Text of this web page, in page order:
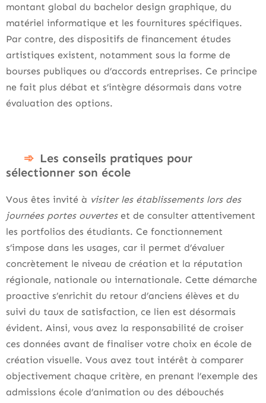
montant global du bachelor design graphique, du
matériel informatique et les fournitures spécifiques.
Par contre, des dispositifs de financement études
artistiques existent, notamment sous la forme de
bourses publiques ou d’accords entreprises. Ce principe
ne fait plus débat et s’intègre désormais dans votre
évaluation des options.
Les conseils pratiques pour
sélectionner son école
Vous êtes invité à visiter les établissements lors des
journées portes ouverteset de consulter attentivement
les portfolios des étudiants. Ce fonctionnement
s’impose dans les usages, car il permet d’évaluer
concrètement le niveau de création et la réputation
régionale, nationale ou internationale. Cette démarche
proactive s’enrichit du retour d’anciens élèves et du
suivi du taux de satisfaction, ce lien est désormais
évident. Ainsi, vous avez la responsabilité de croiser
ces données avant de finaliser votre choix en école de
création visuelle. Vous avez tout intérêt à comparer
objectivement chaque critère, en prenant l’exemple des
admissions école d’animation ou des débouchés